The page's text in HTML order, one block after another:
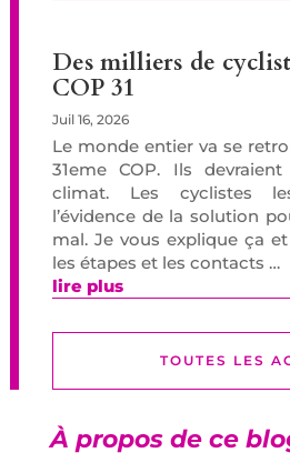
Des milliers de
COP 31
Juil 16, 2026
Le monde entier va se
31eme COP. Ils
climat. Les cyclistes
l’évidence de la solution
mal. Je vous explique ça
les étapes et les contacts …
lire plus
TOUTES LES
À propos de ce